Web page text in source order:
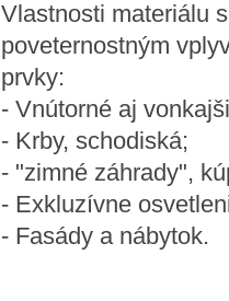
Vlastnosti materiálu
poveternostným
prvky:
- Vnútorné aj
- Krby, schodiská;
- "zimné záhrady",
- Exkluzívne
- Fasády a nábytok.